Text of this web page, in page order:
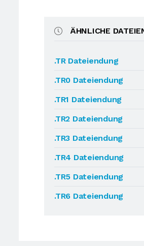
ÄHNLICHE
.TR Dateiendung
.TR0 Dateiendung
.TR1 Dateiendung
.TR2 Dateiendung
.TR3 Dateiendung
.TR4 Dateiendung
.TR5 Dateiendung
.TR6 Dateiendung